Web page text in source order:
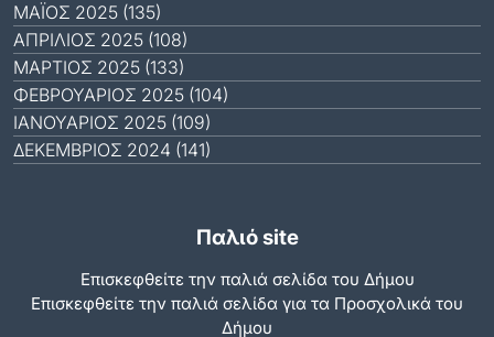
ΜΆΙΟΣ 2025 (135)
ΑΠΡΊΛΙΟΣ 2025 (108)
ΜΆΡΤΙΟΣ 2025 (133)
ΦΕΒΡΟΥΆΡΙΟΣ 2025 (104)
ΙΑΝΟΥΆΡΙΟΣ 2025 (109)
ΔΕΚΈΜΒΡΙΟΣ 2024 (141)
Παλιό site
Επισκεφθείτε την παλιά σελίδα του Δήμου
Eπισκεφθείτε την παλιά σελίδα για τα Προσχολικά του
Δήμου